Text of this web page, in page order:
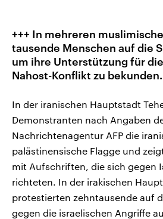
+++ In mehreren
tausende Menschen auf die
um ihre Unterstützung für
Nahost-Konflikt zu bekunden.
In der iranischen Hauptstadt
Demonstranten nach Angaben
Nachrichtenagentur AFP die
palästinensische Flagge und
mit Aufschriften, die sich gegen
richteten. In der irakischen
protestierten zehntausende auf
gegen die israelischen Angriffe